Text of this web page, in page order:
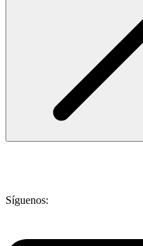
Síguenos: